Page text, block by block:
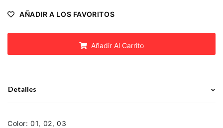
AÑADIR A LOS FAVORITOS
Añadir Al Carrito
Detalles
Color: 01, 02, 03